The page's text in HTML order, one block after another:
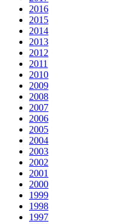
2016
2015
2014
2013
2012
2011
2010
2009
2008
2007
2006
2005
2004
2003
2002
2001
2000
1999
1998
1997